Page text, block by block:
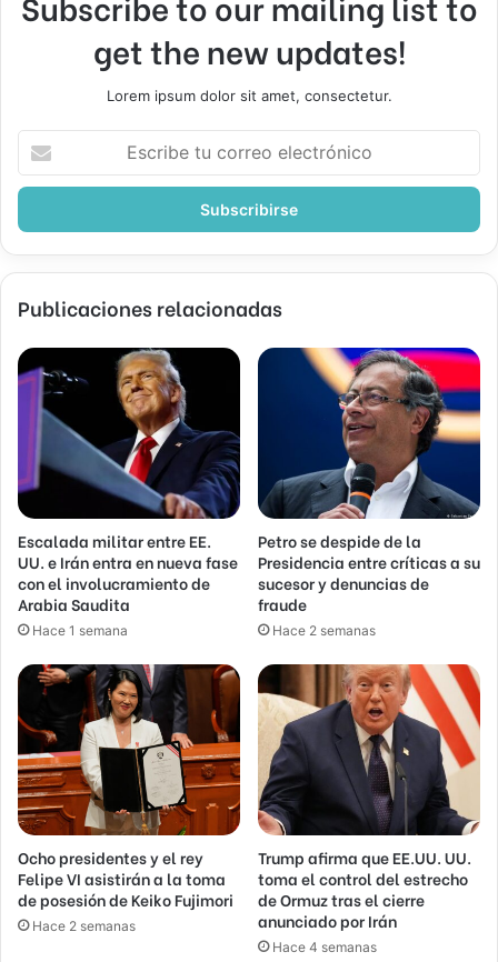
get the new updates!
Lorem ipsum dolor sit amet, consectetur.
correo
Publicaciones relacionadas
Escalada militar entre EE.
UU. e Irán entra en nueva fase
con el involucramiento de
Arabia Saudita
Hace 1 semana
Petro se despide de la
Presidencia entre críticas a su
sucesor y denuncias de
fraude
Hace 2 semanas
Ocho presidentes y el rey
Felipe VI asistirán a la toma
de posesión de Keiko Fujimori
Hace 2 semanas
Trump afirma que EE.UU. UU.
toma el control del estrecho
de Ormuz tras el cierre
anunciado por Irán
Hace 4 semanas